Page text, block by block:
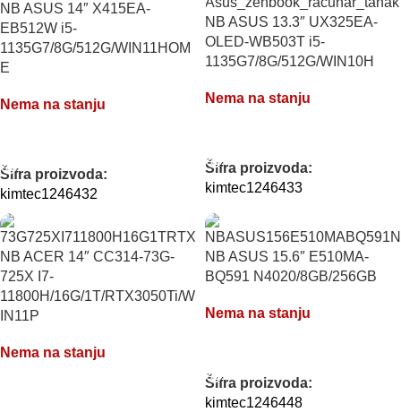
NB ASUS 14″ X415EA-
EB512W i5-
1135G7/8G/512G/WIN11HOM
E
Nema na stanju
Šifra proizvoda:
kimtec1246432
NB ASUS 13.3″ UX325EA-
OLED-WB503T i5-
1135G7/8G/512G/WIN10H
Nema na stanju
Šifra proizvoda:
kimtec1246433
NB ACER 14″ CC314-73G-
725X I7-
11800H/16G/1T/RTX3050Ti/W
IN11P
Nema na stanju
NB ASUS 15.6″ E510MA-
BQ591 N4020/8GB/256GB
Nema na stanju
Šifra proizvoda:
kimtec1246448